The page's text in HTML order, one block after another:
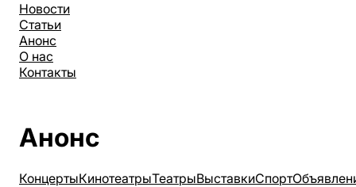
Новости
Статьи
Анонс
О нас
Контакты
Анонс
КонцертыКинотеатрыТеатрыВыставкиСпорт